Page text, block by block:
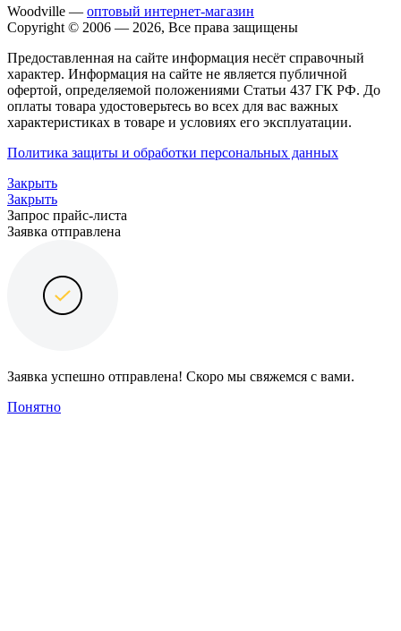
Woodville — оптовый интернет-магазин
Copyright © 2006 — 2026, Все права защищены
Предоставленная на сайте информация несёт справочный
характер. Информация на сайте не является публичной
офертой, определяемой положениями Статьи 437 ГК РФ. До
оплаты товара удостоверьтесь во всех для вас важных
характеристиках в товаре и условиях его эксплуатации.
Политика защиты и обработки персональных данных
Закрыть
Закрыть
Запрос прайс-листа
Заявка отправлена
Заявка успешно отправлена! Скоро мы свяжемся с вами.
Понятно